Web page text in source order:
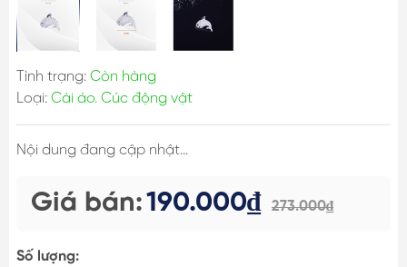
Tình trạng: Còn hàng
Loại: Cài áo. Cúc động vật
Nội dung đang cập nhật...
Giá bán:190.000₫ 273.000₫
Số lượng: